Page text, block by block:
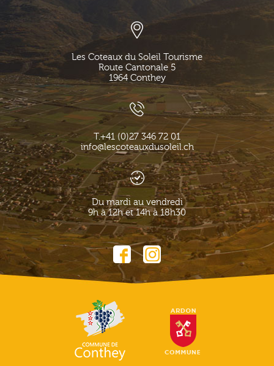
Les Coteaux du Soleil Tourisme
Route Cantonale 5
1964 Conthey
T.+41 (0)27 346 72 01
info@lescoteauxdusoleil.ch
Du mardi au vendredi
9h à 12h et 14h à 18h30